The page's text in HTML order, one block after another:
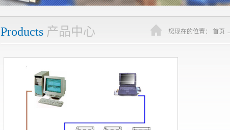
Products 产品中心 您现在的位置： 首页